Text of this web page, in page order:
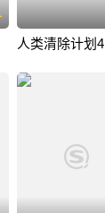
人类清除计划4